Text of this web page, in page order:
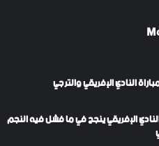
النادي الإفريقي والترجي
الإفريقي ينجح في ما فشل فيه النجم